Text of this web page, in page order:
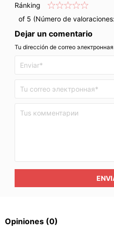
Ránking
of 5 (Número de valoraciones:
Dejar un comentario
Tu dirección de correo
Opiniones (0)